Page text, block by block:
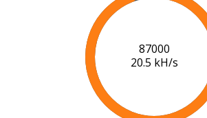
89000
20.6 kH/s